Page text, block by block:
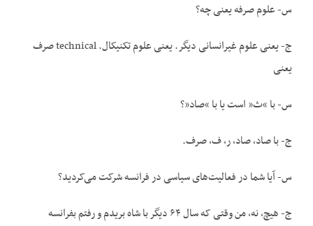
س- علوم صرفه یعنی چه؟
ج- یعنی علوم غیرانسانی دیگر. یعنی علوم تکنیکال. technical صرف
یعنی
س- با “ث” است یا با “صاد”؟
ج- با صاد، صاد، ر، ف، صرف.
س- آیا شما در فعالیت‌‌های سیاسی در فرانسه شرکت می‌کردید؟
ج- هیچ، نه، من وقتی که سال ۶۴ دیگر با شاه بریدم و رفتم بفرانسه